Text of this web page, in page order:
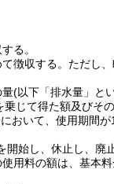
る。
徴収する。 ただし
量(以下「排水量」と
じて得た額及びそ
おいて、使用期間
開始し、休止し、
用料の額は、基本料